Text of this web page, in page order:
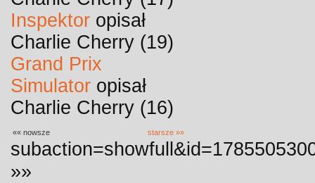
Inspektor opisał
Charlie Cherry (19)
Grand Prix
Simulator opisał
Charlie Cherry (16)
«« nowsze starsze »»
»»